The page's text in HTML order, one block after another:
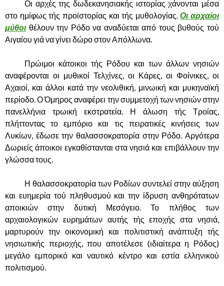
Οι αρχές της δωδεκανησιακής ιστορίας χάνονται μέσα
στο ημίφως τής προϊστορίας και τής μυθολογίας.Οι αρχαίοι
μύθοι θέλουν την Ρόδο να αναδύεται από τους βυθούς τού
Αιγαίου γιά να γίνει δώρο στον Απόλλωνα.
Πρώιμοι κάτοικοι τής Ρόδου και των άλλων νησιών
αναφέρονται οι μυθικοί Τελχίνες, οι Κάρες, οι Φοίνικες, οι
Αχαιοί, και άλλοι κατά την νεολιθική, μινωική και μυκηναϊκή
περίοδο. Ο Όμηρος αναφέρει την συμμετοχή των νησιών στην
πανελλήνια τρωική εκστρατεία. Η άλωση τής Τροίας,
πλήττοντας το εμπόριο και τις πειρατικές κινήσεις των
Λυκίων, έδωσε την θαλασσοκρατορία στην Ρόδο. Αργότερα
Δωριείς άποικοι εγκαθίστανται στα νησιά και επιβάλλουν την
γλώσσα τους.
Η θαλασσοκρατορία των Ροδίων συντελεί στην αύξηση
και ευημερία τού πληθυσμού και την ίδρυση ανθηρότατων
αποικιών στην δυτική Μεσόγειο. Το πλήθος των
αρχαιολογικών ευρημάτων αυτής τής εποχής στα νησιά,
μαρτυρούν την οικονομική και πολιτιστική ανάπτυξη τής
νησιωτικής περιοχής, που αποτέλεσε (ιδιαίτερα η Ρόδος)
μεγάλο εμπορικό και ναυτικό κέντρο και εστία ελληνικού
πολιτισμού.